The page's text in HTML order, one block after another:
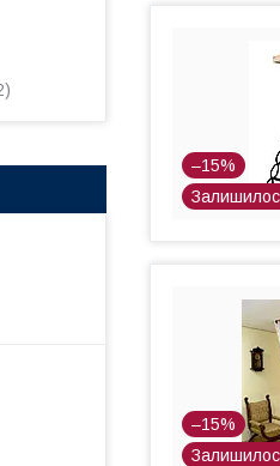
–15%
–15%